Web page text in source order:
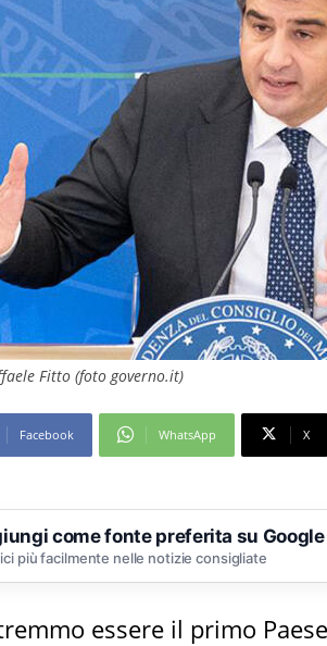
Fitto (foto governo.it)
Facebook WhatsApp X
come fonte preferita su Google
più facilmente nelle notizie consigliate
essere il primo